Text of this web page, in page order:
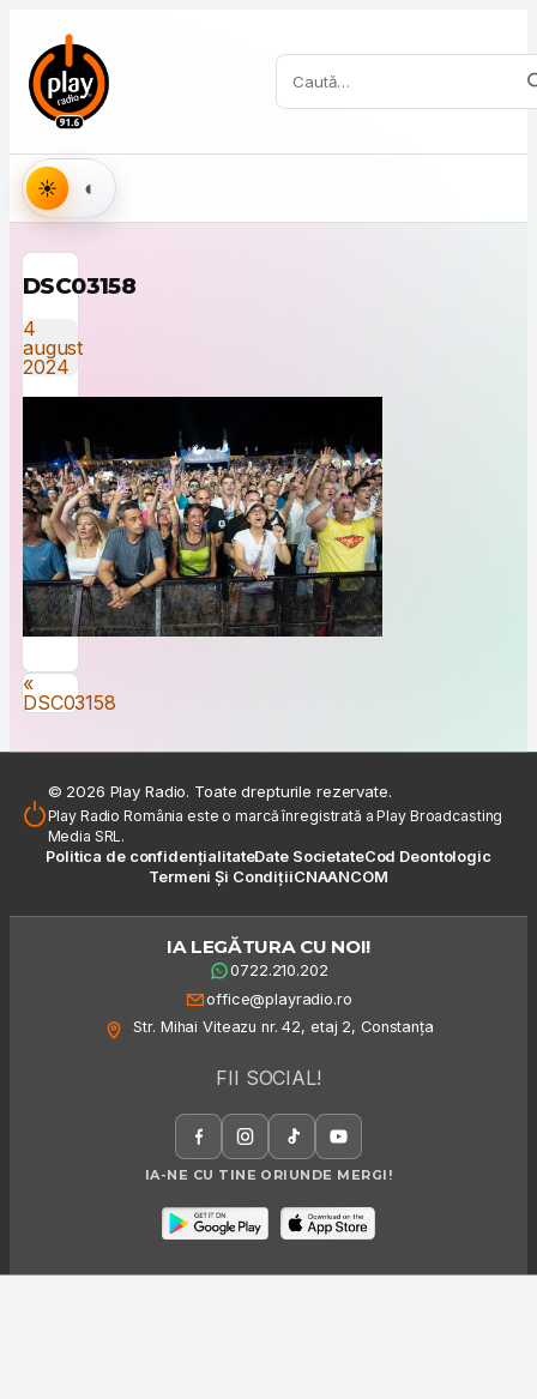
Caută:
Aspect
DSC03158
4
august
2024
Navigare în articole
«
DSC03158
© 2026 Play Radio. Toate drepturile rezervate.
Play Radio România este o marcă înregistrată a Play Broadcasting
Media SRL.
Politica de confidențialitateDate SocietateCod Deontologic
Termeni Și CondițiiCNAANCOM
IA LEGĂTURA CU NOI!
0722.210.202
office@playradio.ro
Str. Mihai Viteazu nr. 42, etaj 2, Constanța
FII SOCIAL!
IA-NE CU TINE ORIUNDE MERGI!